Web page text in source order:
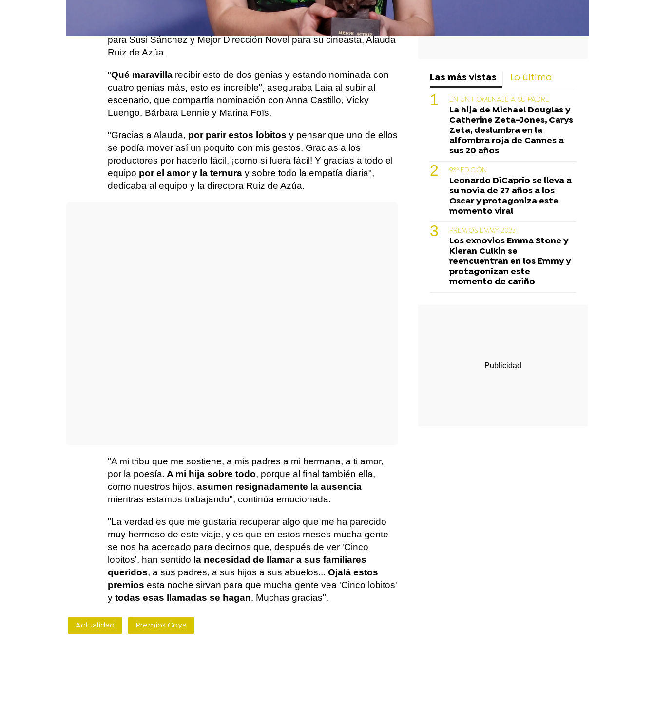
Mejor Actriz
por su papel protagonista en la cinta,
que también ha sumado los galardones de Mejor Actriz de Reparto
para Susi Sánchez y Mejor Dirección Novel para su cineasta, Alauda
Ruiz de Azúa.
"Qué maravilla recibir esto de dos genias y estando nominada con
cuatro genias más, esto es increíble", aseguraba Laia al subir al
escenario, que compartía nominación con Anna Castillo, Vicky
Luengo, Bárbara Lennie y Marina Foïs.
"Gracias a Alauda, por parir estos lobitos y pensar que uno de ellos
se podía mover así un poquito con mis gestos. Gracias a los
productores por hacerlo fácil, ¡como si fuera fácil! Y gracias a todo el
equipo por el amor y la ternura y sobre todo la empatía diaria",
dedicaba al equipo y la directora Ruiz de Azúa.
"A mi tribu que me sostiene, a mis padres a mi hermana, a ti amor,
por la poesía. A mi hija sobre todo, porque al final también ella,
como nuestros hijos, asumen resignadamente la ausencia
mientras estamos trabajando", continúa emocionada.
"La verdad es que me gustaría recuperar algo que me ha parecido
muy hermoso de este viaje, y es que en estos meses mucha gente
se nos ha acercado para decirnos que, después de ver 'Cinco
lobitos', han sentido la necesidad de llamar a sus familiares
queridos, a sus padres, a sus hijos a sus abuelos... Ojalá estos
premios esta noche sirvan para que mucha gente vea 'Cinco lobitos'
y todas esas llamadas se hagan. Muchas gracias".
Actualidad Premios Goya
Las más vistas Lo último
EN UN HOMENAJE A SU PADRE
La hija de Michael Douglas y
Catherine Zeta-Jones, Carys
Zeta, deslumbra en la
alfombra roja de Cannes a
sus 20 años
98º EDICIÓN
Leonardo DiCaprio se lleva a
su novia de 27 años a los
Oscar y protagoniza este
momento viral
PREMIOS EMMY 2023
Los exnovios Emma Stone y
Kieran Culkin se
reencuentran en los Emmy y
protagonizan este
momento de cariño